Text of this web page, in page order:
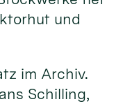
und
im Archiv.
Schilling,